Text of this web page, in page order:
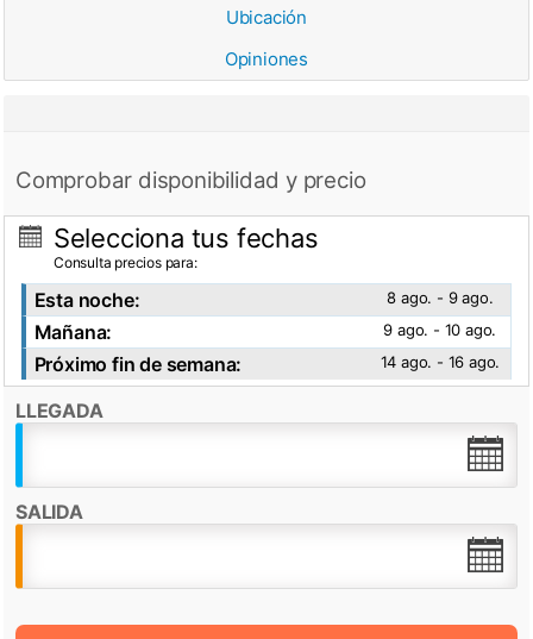
Ubicación
Opiniones
Check in desde:14:30h
Comprobar disponibilidad y precio
Selecciona tus fechas
Consulta precios para:
Esta noche: 8 ago. - 9 ago.
Mañana: 9 ago. - 10 ago.
Próximo fin de semana: 14 ago. - 16 ago.
LLEGADA
SALIDA